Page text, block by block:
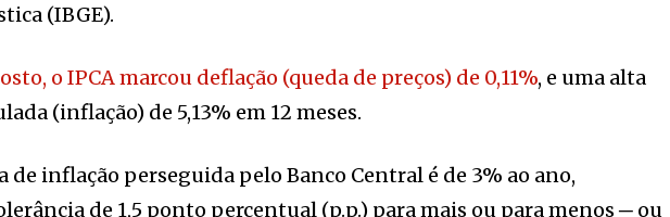
(IBGE).
o IPCA marcou deflação (queda de preços) de 0,11%, e uma alta
(inflação) de 5,13% em 12 meses.
de inflação perseguida pelo Banco Central é de 3% ao ano,
de 1,5 ponto percentual (p.p.) para mais ou para menos ─ ou